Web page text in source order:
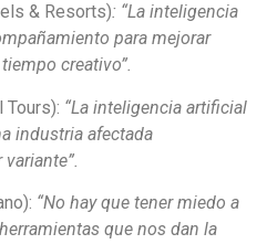
& Resorts): “La inteligencia
para mejorar
creativo”.
Tours): “La inteligencia artificial
industria afectada
“No hay que tener miedo a
que nos dan la